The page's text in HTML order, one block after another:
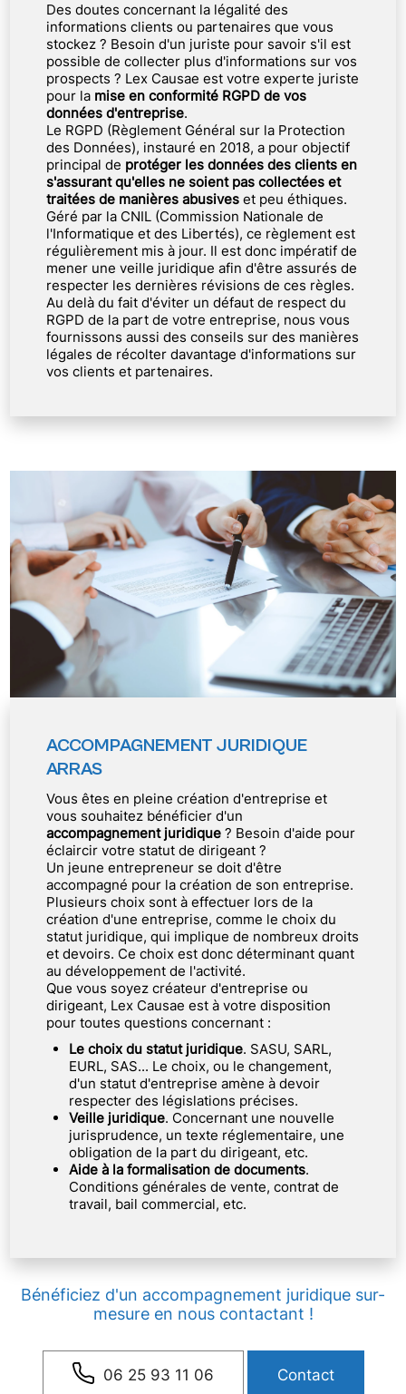
Des doutes concernant la légalité des
informations clients ou partenaires que vous
stockez ? Besoin d'un juriste pour savoir s'il est
possible de collecter plus d'informations sur vos
prospects ? Lex Causae est votre experte juriste
pour la mise en conformité RGPD de vos
données d'entreprise.
Le RGPD (Règlement Général sur la Protection
des Données), instauré en 2018, a pour objectif
principal de protéger les données des clients en
s'assurant qu'elles ne soient pas collectées et
traitées de manières abusives et peu éthiques.
Géré par la CNIL (Commission Nationale de
l'Informatique et des Libertés), ce règlement est
régulièrement mis à jour. Il est donc impératif de
mener une veille juridique afin d'être assurés de
respecter les dernières révisions de ces règles.
Au delà du fait d'éviter un défaut de respect du
RGPD de la part de votre entreprise, nous vous
fournissons aussi des conseils sur des manières
légales de récolter davantage d'informations sur
vos clients et partenaires.
ACCOMPAGNEMENT JURIDIQUE
ARRAS
Vous êtes en pleine création d'entreprise et
vous souhaitez bénéficier d'un
accompagnement juridique ? Besoin d'aide pour
éclaircir votre statut de dirigeant ?
Un jeune entrepreneur se doit d'être
accompagné pour la création de son entreprise.
Plusieurs choix sont à effectuer lors de la
création d'une entreprise, comme le choix du
statut juridique, qui implique de nombreux droits
et devoirs. Ce choix est donc déterminant quant
au développement de l'activité.
Que vous soyez créateur d'entreprise ou
dirigeant, Lex Causae est à votre disposition
pour toutes questions concernant :
Le choix du statut juridique. SASU, SARL,
EURL, SAS... Le choix, ou le changement,
d'un statut d'entreprise amène à devoir
respecter des législations précises.
Veille juridique. Concernant une nouvelle
jurisprudence, un texte réglementaire, une
obligation de la part du dirigeant, etc.
Aide à la formalisation de documents.
Conditions générales de vente, contrat de
travail, bail commercial, etc.
Bénéficiez d'un accompagnement juridique sur-
mesure en nous contactant !
06 25 93 11 06 Contact